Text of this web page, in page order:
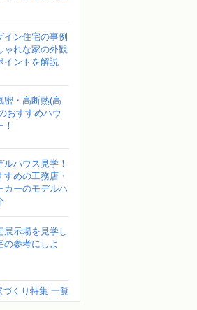
イン住宅の事例
ゃれな家の外観
イントを解説
密・高断熱(高
おすすめハウ
ルハウス見学！
すめの工務店・
カーのモデルハ
展示場を見学し
の参考にしよ
づくり特集 一覧